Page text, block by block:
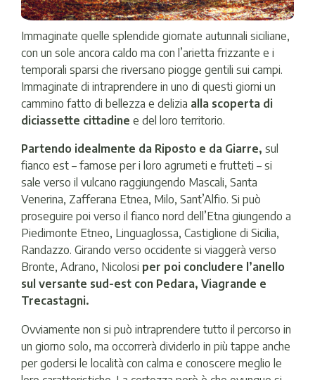
Immaginate quelle splendide giornate autunnali siciliane,
con un sole ancora caldo ma con l’arietta frizzante e i
temporali sparsi che riversano piogge gentili sui campi.
Immaginate di intraprendere in uno di questi giorni un
cammino fatto di bellezza e delizia alla scoperta di
diciassette cittadine e del loro territorio.
Partendo idealmente da Riposto e da Giarre, sul
fianco est – famose per i loro agrumeti e frutteti – si
sale verso il vulcano raggiungendo Mascali, Santa
Venerina, Zafferana Etnea, Milo, Sant’Alfio. Si può
proseguire poi verso il fianco nord dell’Etna giungendo a
Piedimonte Etneo, Linguaglossa, Castiglione di Sicilia,
Randazzo. Girando verso occidente si viaggerà verso
Bronte, Adrano, Nicolosi per poi concludere l’anello
sul versante sud-est con Pedara, Viagrande e
Trecastagni.
Ovviamente non si può intraprendere tutto il percorso in
un giorno solo, ma occorrerà dividerlo in più tappe anche
per godersi le località con calma e conoscere meglio le